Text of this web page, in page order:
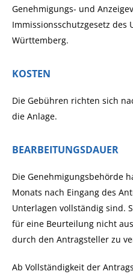
Genehmigungs- und
Immissionsschutzgesetz des
Württemberg.
KOSTEN
Die Gebühren richten sich
die Anlage.
BEARBEITUNGSDAUER
Die Genehmigungsbehörde
Monats nach Eingang des
Unterlagen vollständig sind.
für eine Beurteilung nicht
durch den Antragsteller zu
Ab Vollständigkeit der